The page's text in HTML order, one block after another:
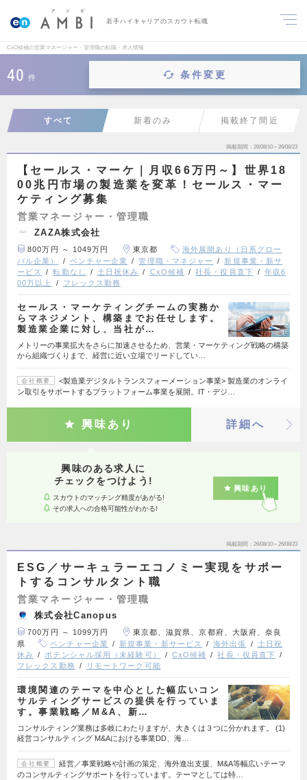
若手ハイキャリアのスカウト転職
CxO候補の営業マネージャー・管理職の転職・求人情報
40 件 条件変更
すべて 新着のみ 掲載終了間近
掲載期間 26/08/10～26/08/23
【セールス・マーケ｜月収66万円～】世界18
00兆円市場の製造業を変革！セールス・マー
ケティング募集
営業マネージャー・管理職
ZAZA株式会社
800万円 ～ 1049万円 東京都
海外展開あり（日系グロー
バル企業）
ベンチャー企業 管理職・マネジャー
新規事業・新サ
ービス
転勤なし 土日祝休み CxO候補 社長・役員直下
年収6
00万以上
フレックス勤務
セールス・マーケティングチームの実務か
らマネジメント、構築までお任せします。
製造業企業に対し、当社が…
メトリーの事業拡大をさらに加速させるため、営業・マーケティング戦略の構築
から組織づくりまで、経営に近い立場でリードしてい…
会社概要
<製造業デジタルトランスフォーメーション事業> 製造業のオンライ
ン取引をサポートするプラットフォーム事業を展開。IT・デジ…
興味あり 詳細へ
興味のある求人に
チェックをつけよう!
スカウトのマッチング精度があがる!
その求人への合格可能性がわかる!
興味あり
掲載期間 26/08/10～26/08/23
ESG／サーキュラーエコノミー実現をサポー
トするコンサルタント職
営業マネージャー・管理職
株式会社Canopus
700万円 ～ 1099万円
東京都、滋賀県、京都府、大阪府、奈良
県
ベンチャー企業 新規事業・新サービス 海外出張
土日祝
休み
ポテンシャル採用（未経験可） CxO候補
社長・役員直下
フレックス勤務
リモートワーク可能
環境関連のテーマを中心とした幅広いコン
サルティングサービスの提供を行っていま
す。事業戦略／M&A、新…
コンサルティング業務は多岐にわたりますが、大きくは３つに分かれます。 (1)
経営コンサルティング M&Aにおける事業DD、海…
会社概要
経営／事業戦略や計画の策定、海外進出支援、M&A等幅広いテーマ
のコンサルティングサポートを行っています。テーマとしては特…